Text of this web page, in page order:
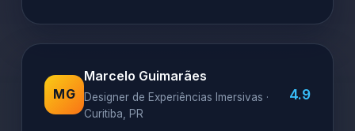
MG
Marcelo Guimarães
Designer de Experiências Imersivas ·
Curitiba, PR
4.9